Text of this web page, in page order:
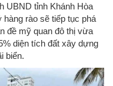
UBND tỉnh Khánh Hòa
hàng rào sẽ tiếp tục phá
đề mỹ quan đô thị vừa
diện tích đất xây dựng
biển.